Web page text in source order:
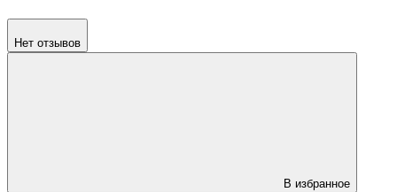
Нет отзывов
В избранное